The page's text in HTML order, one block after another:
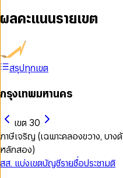
ผลคะแนนรายเขต
สรุปทุกเขต
กรุงเทพมหานคร
เขต 30
ภาษีเจริญ (เฉพาะคลองขวาง, บาง
หลักสอง)
สส. แบ่งเขตบัญชีรายชื่อประชามติ